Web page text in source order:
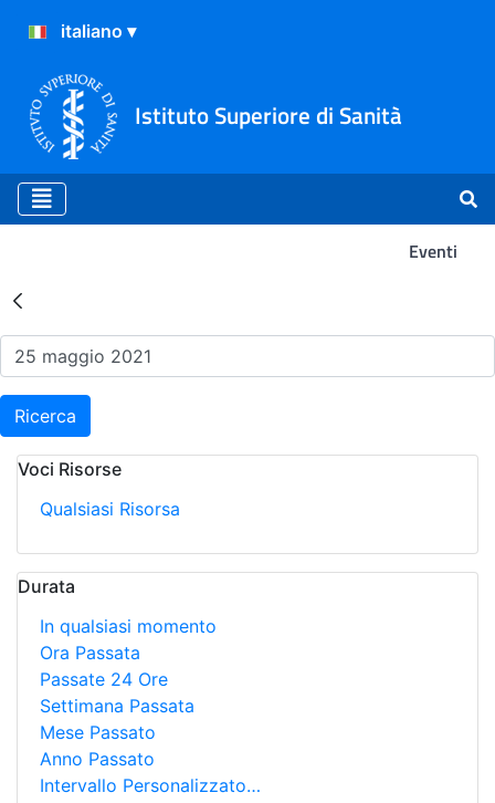
Istituto Superiore di Sanità
Eventi
Risultati della Ricerca -
Ricerca
Voci Risorse
Qualsiasi Risorsa
Durata
In qualsiasi momento
Ora Passata
Passate 24 Ore
Settimana Passata
Mese Passato
Anno Passato
Intervallo Personalizzato…